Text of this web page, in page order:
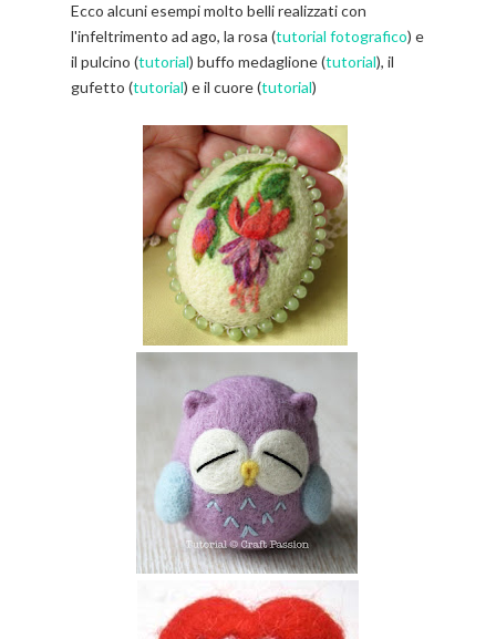
Ecco alcuni esempi molto belli realizzati con
l'infeltrimento ad ago, la rosa (tutorial fotografico) e
il pulcino (tutorial) buffo medaglione (tutorial), il
gufetto (tutorial) e il cuore (tutorial)